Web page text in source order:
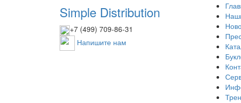
Simple Distribution
+7 (499) 709-86-31
Напишите нам